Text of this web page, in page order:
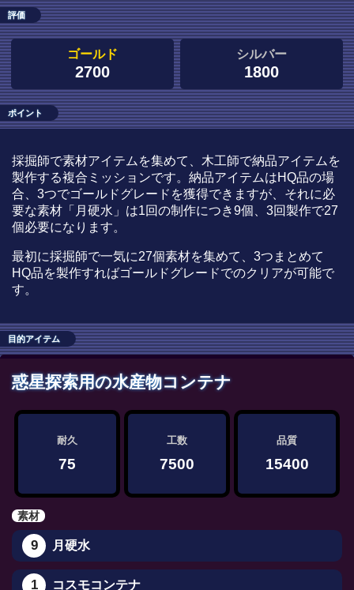
評価
ゴールド
2700
シルバー
1800
ポイント
採掘師で素材アイテムを集めて、木工師で納品アイテムを
製作する複合ミッションです。納品アイテムはHQ品の場
合、3つでゴールドグレードを獲得できますが、それに必
要な素材「月硬水」は1回の制作につき9個、3回製作で27
個必要になります。
最初に採掘師で一気に27個素材を集めて、3つまとめて
HQ品を製作すればゴールドグレードでのクリアが可能で
す。
目的アイテム
惑星探索用の水産物コンテナ
耐久
75
工数
7500
品質
15400
素材
9 月硬水
1 コスモコンテナ